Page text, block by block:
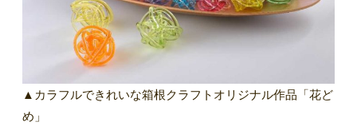
▲カラフルできれいな箱根クラフトオリジナル作品「花ど
め」